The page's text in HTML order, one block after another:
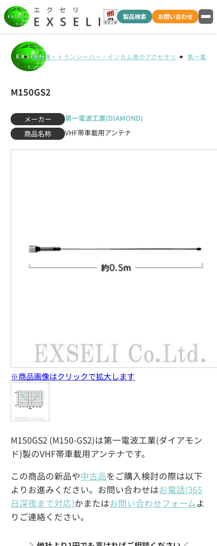
製品検索 お問い合わせ
無線機・トランシーバー・インカム用のアクセサリ 第一電波
M150GS2
メーカー
第一電波工業(DIAMOND)
商品名称
VHF帯車載用アンテナ
M150GS2 (M150-GS2)は第一電波工業(ダイアモン
ド)製のVHF帯車載用アンテナです。
この商品の新品や中古品をご購入検討の際は以下
よりお進みください。お問い合わせはお電話(365
日深夜まで対応)かまたはお問い合わせフォームよ
りご連絡ください。
※商品画像はクリックで拡大します